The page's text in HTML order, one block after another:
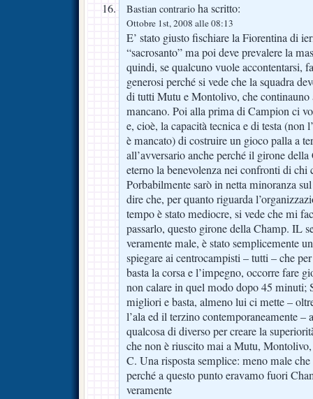
Bastian contrario ha scritto:
Ottobre 1st, 2008 alle 08:13
E’ stato giusto fischiare la Fiorentina di
“sacrosanto” ma poi deve prevalere la
quindi, se qualcuno vuole accontentarsi,
generosi perché si vede che la squadra
di tutti Mutu e Montolivo, che continauno
mancano. Poi alla prima di Campion ci
e, cioè, la capacità tecnica e di testa (non
è mancato) di costruire un gioco palla a
all’avversario anche perché il girone
eterno la benevolenza nei confronti di
Porbabilmente sarò in netta minoranza
dire che, per quanto riguarda
tempo è stato mediocre, si vede che mi
passarlo, questo girone della Champ. IL
veramente male, è stato semplicemente
spiegare ai centrocampisti – tutti – che
basta la corsa e l’impegno, occorre fare
non calare in quel modo dopo 45 minuti;
migliori e basta, almeno lui ci mette –
l’ala ed il terzino contemporaneamente –
qualcosa di diverso per creare la
che non è riuscito mai a Mutu,
C. Una risposta semplice: meno male
perché a questo punto eravamo fuori
veramente